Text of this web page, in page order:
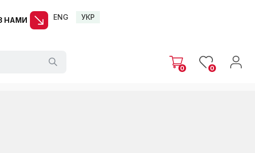
НАМИ ENG УКР
0 0